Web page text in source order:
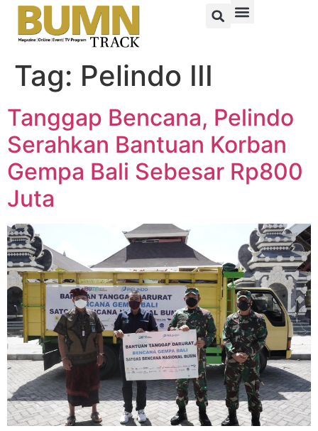
Tag: Pelindo III
Tanggap Bencana, Pelindo
Serahkan Bantuan Korban
Gempa Bali Sebesar Rp800
Juta